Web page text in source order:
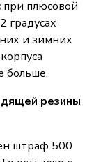
плюсовой
градусах
и зимних
больше.
резины
штраф 500